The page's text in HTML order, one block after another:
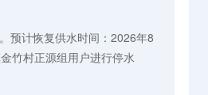
预计恢复供水时间：2026年8
竹村正源组用户进行停水
工程完工...